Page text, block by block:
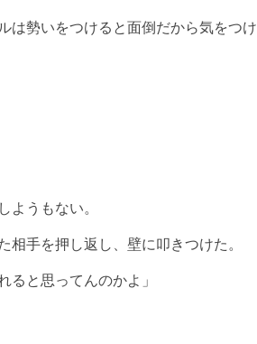
は勢いをつけると面倒だから気をつけ
うもない。
手を押し返し、壁に叩きつけた。
と思ってんのかよ」